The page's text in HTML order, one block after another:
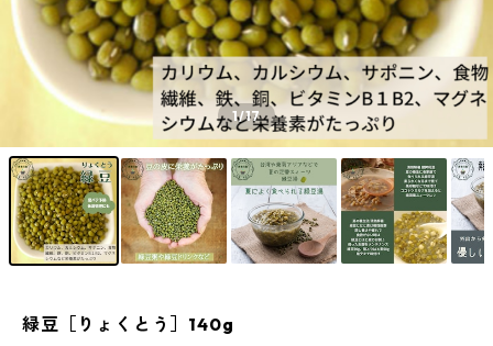
1/17
緑豆［りょくとう］140g